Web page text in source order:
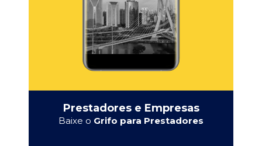
Prestadores e Empresas
Baixe o Grifo para Prestadores